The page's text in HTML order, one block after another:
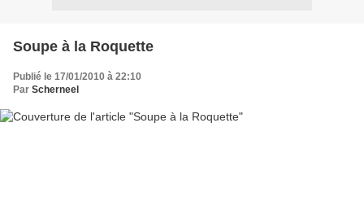
Soupe à la Roquette
Publié le 17/01/2010 à 22:10
Par Scherneel